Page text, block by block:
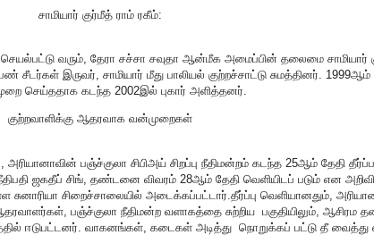
சாமியார் குர்மீத் ராம் ரகீம்:
வரும், தேரா சச்சா சவுதா ஆன்மீக அமைப்பின் தலைமை சாமியார்
சீடர்கள் இருவர், சாமியார் மீது பாலியல் குற்றச்சாட்டு சுமத்தினர்.
செய்ததாக கடந்த 2002இல் புகார் அளித்தனர்.
குற்றவாளிக்கு ஆதரவாக வன்முறைகள்
பஞ்ச்குலா சிபிஅய் சிறப்பு நீதிமன்றம் கடந்த 25ஆம் தேதி
ஜகதீப் சிங், தண்டனை விவரம் 28ஆம் தேதி வெளியிடப் படும் என
சிறைச்சாலையில் அடைக்கப்பட்டார்.தீர்ப்பு வெளியானதும்,
பஞ்ச்குலா நீதிமன்ற வளாகத்தை சுற்றிய பகுதியிலும், ஆசிரம
ஈடுபட்டனர். வாகனங்கள், கடைகள் அடித்து நொறுக்கப் பட்டு தீ வைத்து